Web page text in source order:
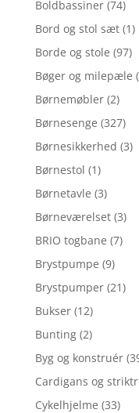
Boldbassiner (74)
Bord og stol sæt (1)
Borde og stole (97)
Bøger og milepæle
Børnemøbler (2)
Børnesenge (327)
Børnesikkerhed (3)
Børnestol (1)
Børnetavle (3)
Børneværelset (3)
BRIO togbane (7)
Brystpumpe (9)
Brystpumper (21)
Bukser (12)
Bunting (2)
Byg og konstruér
Cardigans og
Cykelhjelme (33)